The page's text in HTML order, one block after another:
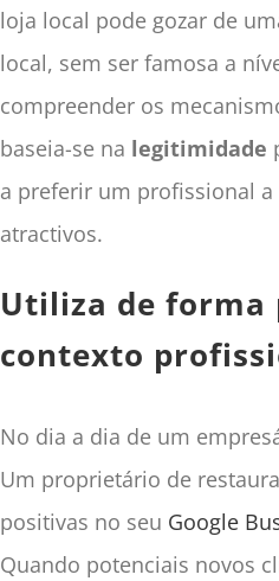
loja local pode gozar de
local, sem ser famosa a
compreender os
baseia-se na legitimidade
a preferir um profissional
atractivos.
Utiliza de forma
contexto
No dia a dia de um
Um proprietário de
positivas no seu Google
Quando potenciais novos